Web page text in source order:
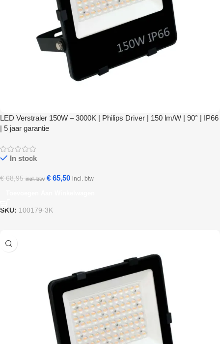
LED Verstraler 150W – 3000K | Philips Driver | 150 lm/W | 90° | IP66
| 5 jaar garantie
In stock
€68,95 incl. btw € 65,50 incl. btw
SKU: 100179-3K